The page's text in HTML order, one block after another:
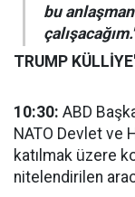
bu
TRUMP
10:30: ABD
⁠NATO Devlet ve
katılmak üzere
nitelendirilen